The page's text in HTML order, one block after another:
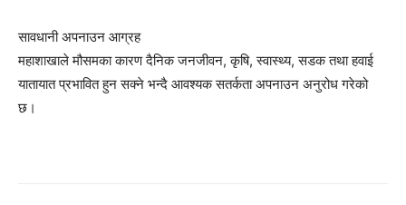
सावधानी अपनाउन आग्रह
महाशाखाले मौसमका कारण दैनिक जनजीवन, कृषि, स्वास्थ्य, सडक तथा हवाई
यातायात प्रभावित हुन सक्ने भन्दै आवश्यक सतर्कता अपनाउन अनुरोध गरेको
छ।